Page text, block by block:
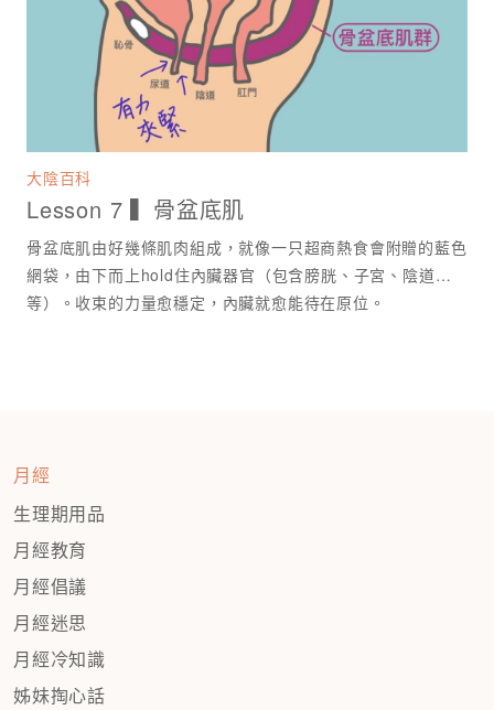
大陰百科
Lesson 7 ▍骨盆底肌
骨盆底肌由好幾條肌肉組成，就像一只超商熱食會附贈的藍色
網袋，由下而上hold住內臟器官（包含膀胱、子宮、陰道…
等）。收束的力量愈穩定，內臟就愈能待在原位。
月經
生理期用品
月經教育
月經倡議
月經迷思
月經冷知識
姊妹掏心話